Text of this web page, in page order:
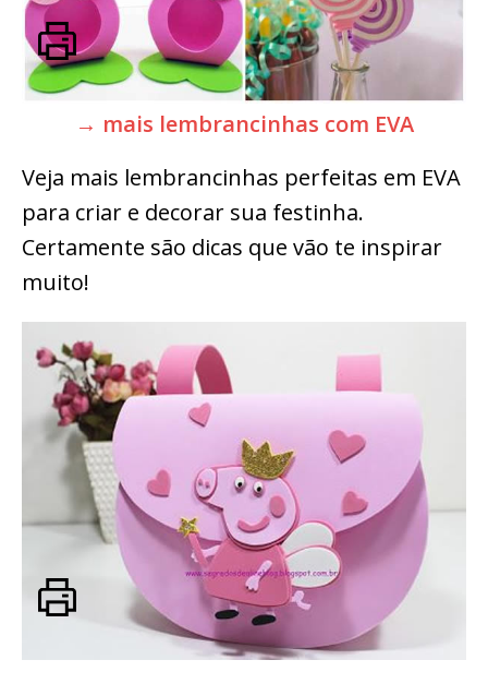
→ mais lembrancinhas com EVA
Veja mais lembrancinhas perfeitas em EVA
para criar e decorar sua festinha.
Certamente são dicas que vão te inspirar
muito!